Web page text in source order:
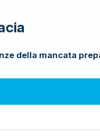
della mancata